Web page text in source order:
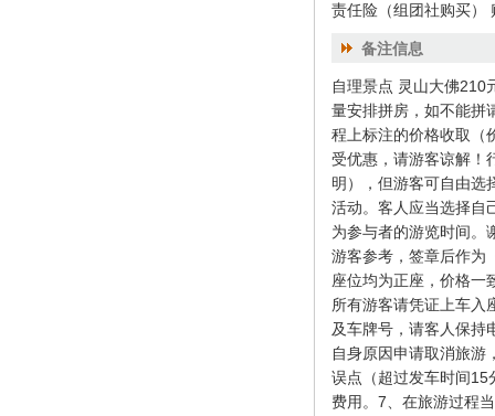
责任险（组团社购买）
备注信息
自理景点 灵山大佛210
量安排拼房，如不能拼
程上标注的价格收取（
受优惠，请游客谅解！
明），但游客可自由选
活动。客人应当选择自
为参与者的游览时间。
游客参考，签章后作为
座位均为正座，价格一
所有游客请凭证上车入
及车牌号，请客人保持
自身原因申请取消旅游
误点（超过发车时间15
费用。7、在旅游过程